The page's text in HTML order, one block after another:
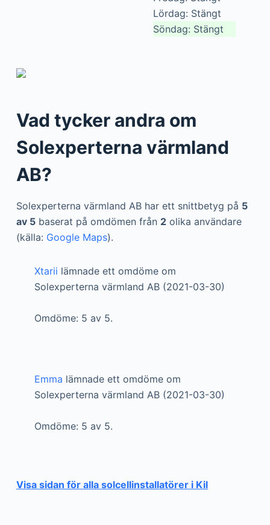
Lördag: Stängt
Söndag: Stängt
Vad tycker andra om
Solexperterna värmland
AB?
Solexperterna värmland AB har ett snittbetyg på 5
av 5baserat på omdömen från 2olika användare
(källa: Google Maps).
Xtarii lämnade ett omdöme om
Solexperterna värmland AB (2021-03-30)
Omdöme: 5 av 5.
Emma lämnade ett omdöme om
Solexperterna värmland AB (2021-03-30)
Omdöme: 5 av 5.
Visa sidan för alla solcellinstallatörer i Kil